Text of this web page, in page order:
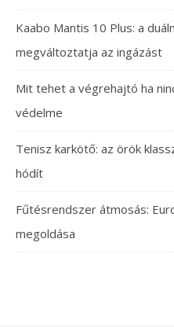
Kaabo Mantis 10 Plus: a
megváltoztatja az ingázást
Mit tehet a végrehajtó ha
védelme
Tenisz karkötő: az örök
hódít
Fűtésrendszer átmosás:
megoldása